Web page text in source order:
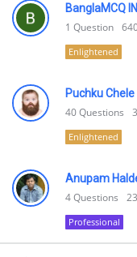
BanglaMCQ IN
1 Question
Enlightened
Puchku Chele
40Questions
Enlightened
Anupam
4Questions
Professional